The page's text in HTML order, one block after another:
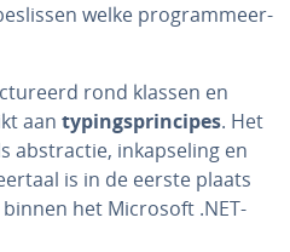
welke pro­gram­meer­
rond klassen en
aan ty­pings­prin­ci­pes. Het
ab­strac­tie, in­kap­se­ling en
is in de eerste plaats
het Microsoft .NET-